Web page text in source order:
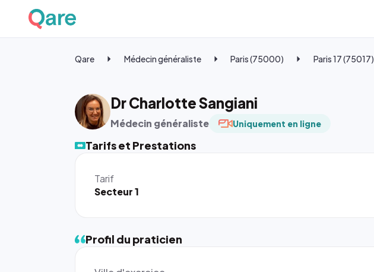
Qare Médecin généraliste Paris (75000) Paris 17 (75017)
Dr Charlotte Sangiani
Médecin généraliste Uniquement en ligne
Tarifs et Prestations
Tarif
Secteur 1
Profil du praticien